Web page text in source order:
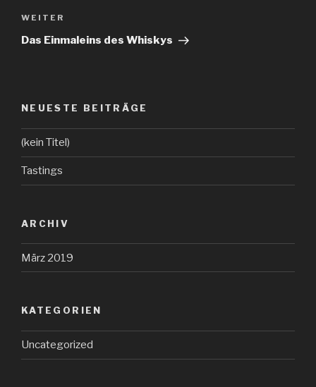
Nächster
Beitrag
WEITER
Das Einmaleins des Whiskys
NEUESTE BEITRÄGE
(kein Titel)
Tastings
ARCHIV
März 2019
KATEGORIEN
Uncategorized